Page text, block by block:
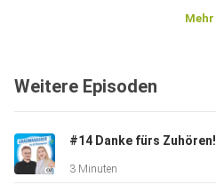
Mehr
Weitere Episoden
#14 Danke fürs Zuhören!
3 Minuten